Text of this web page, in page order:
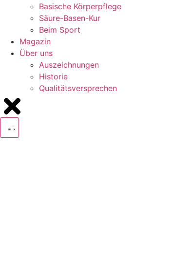
Basische Körperpflege
Säure-Basen-Kur
Beim Sport
Magazin
Über uns
Auszeichnungen
Historie
Qualitätsversprechen